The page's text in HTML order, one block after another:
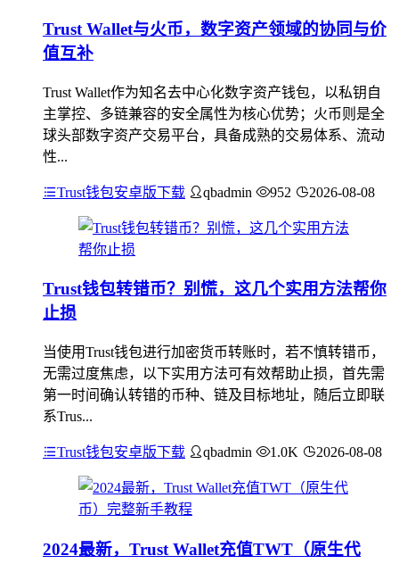
Trust Wallet与火币，数字资产领域的协同与价
值互补
Trust Wallet作为知名去中心化数字资产钱包，以私钥自
主掌控、多链兼容的安全属性为核心优势；火币则是全
球头部数字资产交易平台，具备成熟的交易体系、流动
性...
Trust钱包安卓版下载 qbadmin 952 2026-08-08
Trust钱包转错币？别慌，这几个实用方法帮你
止损
当使用Trust钱包进行加密货币转账时，若不慎转错币，
无需过度焦虑，以下实用方法可有效帮助止损，首先需
第一时间确认转错的币种、链及目标地址，随后立即联
系Trus...
Trust钱包安卓版下载 qbadmin 1.0K 2026-08-08
2024最新，Trust Wallet充值TWT（原生代